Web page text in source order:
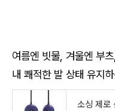
여름엔 빗물, 겨울엔 부
내 쾌적한 발 상태 유지
소싱 제로